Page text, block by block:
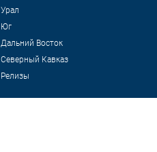
Урал
Юг
Дальний Восток
Северный Кавказ
Релизы